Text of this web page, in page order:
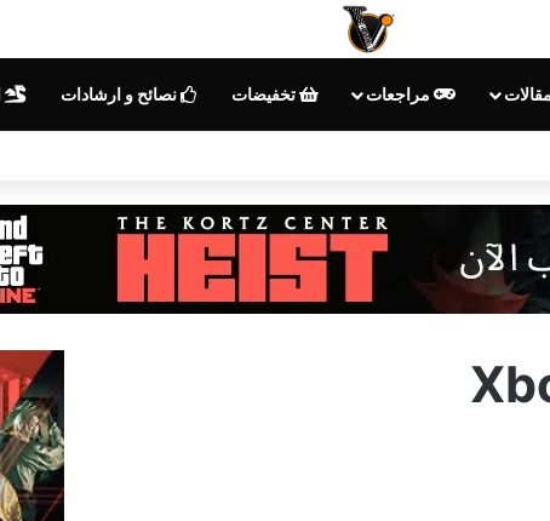
مقالات مراجعات تخفيضات نصائح و ارشادات